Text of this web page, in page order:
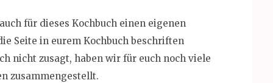
für dieses Kochbuch einen eigenen
Seite in eurem Kochbuch beschriften
nicht zusagt, haben wir für euch noch viele
zusammengestellt.